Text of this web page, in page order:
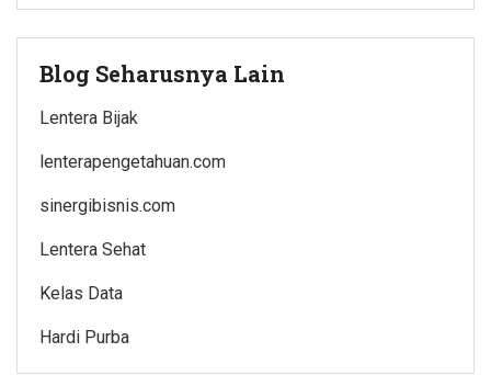
Blog Seharusnya Lain
Lentera Bijak
lenterapengetahuan.com
sinergibisnis.com
Lentera Sehat
Kelas Data
Hardi Purba